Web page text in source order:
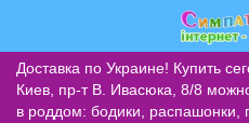
Доставка по Украине! Купить
Киев, пр-т В. Ивасюка, 8/8
в роддом: бодики, распашонки,